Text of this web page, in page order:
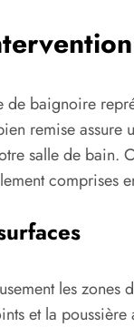
baignoire
remise assure
salle de bain.
les zones
et la